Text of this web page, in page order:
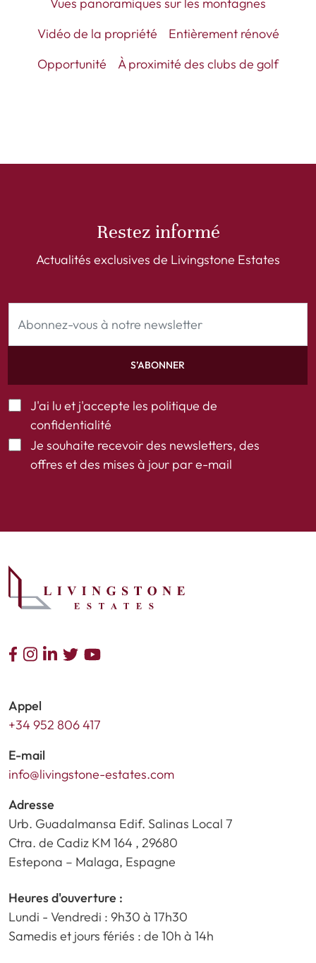
Vidéo de la propriété
Entièrement rénové
Opportunité
À proximité des clubs de golf
Restez informé
Actualités exclusives de Livingstone Estates
S’ABONNER
J'ai lu et j'accepte les politique de
confidentialité
Je souhaite recevoir des newsletters, des
offres et des mises à jour par e-mail
Appel
+34 952 806 417
E-mail
info@livingstone-estates.com
Adresse
Urb. Guadalmansa Edif. Salinas Local 7
Ctra. de Cadiz KM 164 , 29680
Estepona – Malaga, Espagne
Heures d'ouverture :
Lundi - Vendredi : 9h30 à 17h30
Samedis et jours fériés : de 10h à 14h